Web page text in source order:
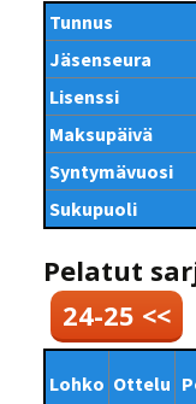
Tunnus
Jäsenseura
Lisenssi
Maksupäivä
Syntymävuosi
Sukupuoli
Pelatut
24-25 <<
Lohko Ottelu